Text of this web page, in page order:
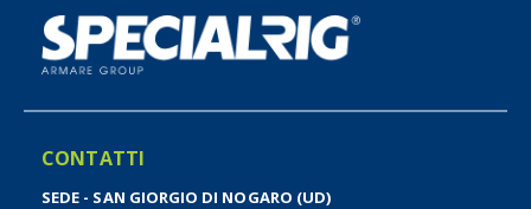
CONTATTI
SEDE - SAN GIORGIO DI NOGARO (UD)